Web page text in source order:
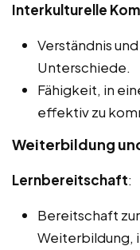
Interkulturelle
Verständnis
Unterschiede.
Fähigkeit, in
effektiv zu
Weiterbildung
Lernbereitschaft:
Bereitschaft
Weiterbildung,